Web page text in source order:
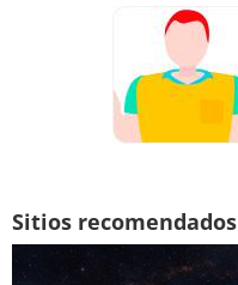
Sitios recomendados